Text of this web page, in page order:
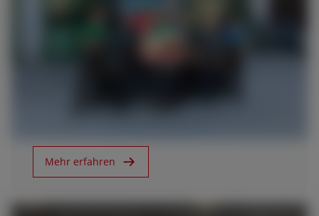
30 Jahre Schneider Landmaschinen AG
Mehr erfahren